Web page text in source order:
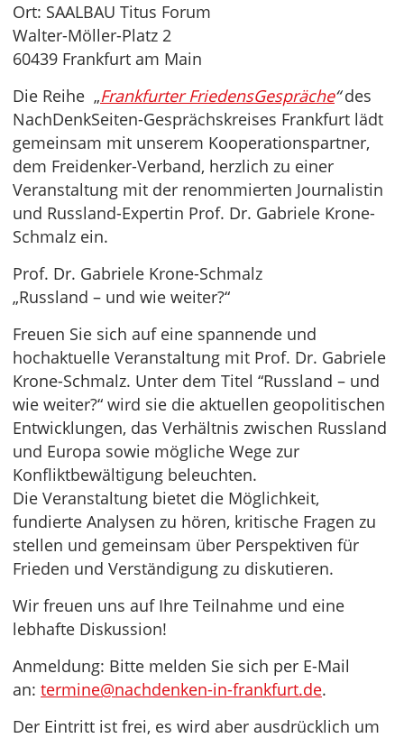
Ort: SAALBAU Titus Forum
Walter-Möller-Platz 2
60439 Frankfurt am Main
Die Reihe „Frankfurter FriedensGespräche“des
NachDenkSeiten-Gesprächskreises Frankfurt lädt
gemeinsam mit unserem Kooperationspartner,
dem Freidenker-Verband, herzlich zu einer
Veranstaltung mit der renommierten Journalistin
und Russland-Expertin Prof. Dr. Gabriele Krone-
Schmalz ein.
Prof. Dr. Gabriele Krone-Schmalz
„Russland – und wie weiter?“
Freuen Sie sich auf eine spannende und
hochaktuelle Veranstaltung mit Prof. Dr. Gabriele
Krone-Schmalz. Unter dem Titel “Russland – und
wie weiter?“ wird sie die aktuellen geopolitischen
Entwicklungen, das Verhältnis zwischen Russland
und Europa sowie mögliche Wege zur
Konfliktbewältigung beleuchten.
Die Veranstaltung bietet die Möglichkeit,
fundierte Analysen zu hören, kritische Fragen zu
stellen und gemeinsam über Perspektiven für
Frieden und Verständigung zu diskutieren.
Wir freuen uns auf Ihre Teilnahme und eine
lebhafte Diskussion!
Anmeldung: Bitte melden Sie sich per E-Mail
an: termine@nachdenken-in-frankfurt.de.
Der Eintritt ist frei, es wird aber ausdrücklich um